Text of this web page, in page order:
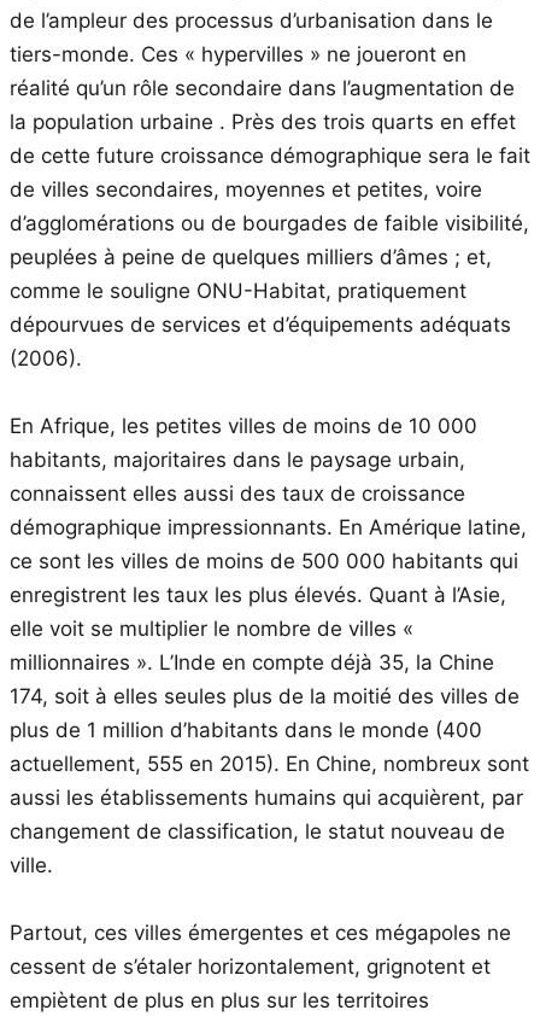
de l’ampleur des processus d’urbanisation dans le
tiers-monde. Ces « hypervilles » ne joueront en
réalité qu’un rôle secondaire dans l’augmentation de
la population urbaine . Près des trois quarts en effet
de cette future croissance démographique sera le fait
de villes secondaires, moyennes et petites, voire
d’agglomérations ou de bourgades de faible visibilité,
peuplées à peine de quelques milliers d’âmes ; et,
comme le souligne ONU-Habitat, pratiquement
dépourvues de services et d’équipements adéquats
(2006).
En Afrique, les petites villes de moins de 10 000
habitants, majoritaires dans le paysage urbain,
connaissent elles aussi des taux de croissance
démographique impressionnants. En Amérique latine,
ce sont les villes de moins de 500 000 habitants qui
enregistrent les taux les plus élevés. Quant à l’Asie,
elle voit se multiplier le nombre de villes «
millionnaires ». L’Inde en compte déjà 35, la Chine
174, soit à elles seules plus de la moitié des villes de
plus de 1 million d’habitants dans le monde (400
actuellement, 555 en 2015). En Chine, nombreux sont
aussi les établissements humains qui acquièrent, par
changement de classification, le statut nouveau de
ville.
Partout, ces villes émergentes et ces mégapoles ne
cessent de s’étaler horizontalement, grignotent et
empiètent de plus en plus sur les territoires